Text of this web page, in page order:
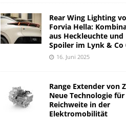
Rear Wing Lighting
Forvia Hella:
aus Heckleuchte und
Spoiler im Lynk & Co
16. Juni 2025
Range Extender von
Neue Technologie
Reichweite in der
Elektromobilität